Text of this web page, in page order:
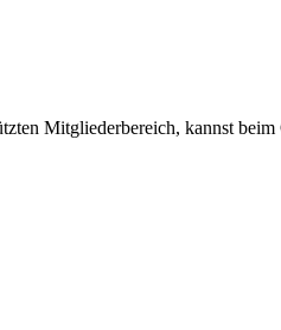
Mitgliederbereich, kannst